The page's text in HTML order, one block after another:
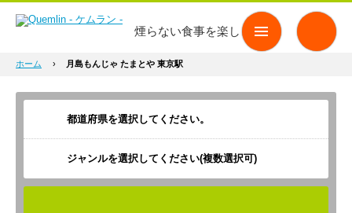
煙らない食事を楽しもう
ホーム › 月島もんじゃ たまとや 東京駅
ジャンルを選択してください(複数選択可)